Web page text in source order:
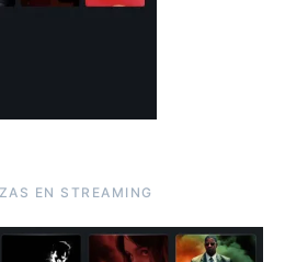
EN STREAMING